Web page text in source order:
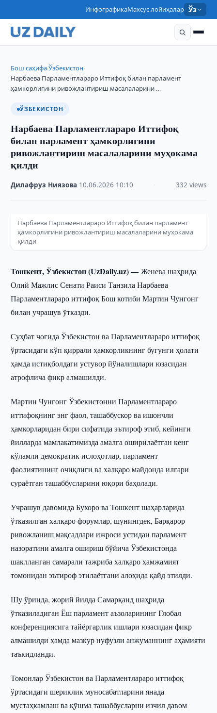
ИнфографикаМахсус лойиҳалар Ўз
Бош саҳифа›Ўзбекистон›
Нарбаева Парламентлараро Иттифоқ билан парламент
ҳамкорлигини ривожлантириш масалаларини …
ЎЗБЕКИСТОН
Нарбаева Парламентлараро Иттифоқ
билан парламент ҳамкорлигини
ривожлантириш масалаларини муҳокама
қилди
Дилафруз Ниязова 10.06.2026 10:10 332 views
Нарбаева Парламентлараро Иттифоқ билан парламент
ҳамкорлигини ривожлантириш масалаларини муҳокама
қилди
Тошкент, Ўзбекистон (UzDaily.uz) —Женева шаҳрида
Олий Мажлис Сенати Раиси Танзила Нарбаева
Парламентлараро иттифоқ Бош котиби Мартин Чунгонг
билан учрашув ўтказди.
Суҳбат чоғида Ўзбекистон ва Парламентлараро иттифоқ
ўртасидаги кўп қиррали ҳамкорликнинг бугунги ҳолати
ҳамда истиқболдаги устувор йўналишлари юзасидан
атрофлича фикр алмашилди.
Мартин Чунгонг Ўзбекистонни Парламентлараро
иттифоқнинг энг фаол, ташаббускор ва ишончли
ҳамкорларидан бири сифатида эътироф этиб, кейинги
йилларда мамлакатимизда амалга оширилаётган кенг
кўламли демократик ислоҳотлар, парламент
фаолиятининг очиқлиги ва халқаро майдонда илгари
сураётган ташаббусларини юқори баҳолади.
Учрашув давомида Бухоро ва Тошкент шаҳарларида
ўтказилган халқаро форумлар, шунингдек, Барқарор
ривожланиш мақсадлари ижроси устидан парламент
назоратини амалга ошириш бўйича Ўзбекистонда
шаклланган самарали тажриба халқаро ҳамжамият
томонидан эътироф этилаётгани алоҳида қайд этилди.
Шу ўринда, жорий йилда Самарқанд шаҳрида
ўтказиладиган Ёш парламент аъзоларининг Глобал
конференциясига тайёргарлик ишлари юзасидан фикр
алмашилди ҳамда мазкур нуфузли анжуманнинг аҳамияти
таъкидланди.
Томонлар Ўзбекистон ва Парламентлараро иттифоқ
ўртасидаги шериклик муносабатларини янада
мустаҳкамлаш ва қўшма ташаббусларни изчил давом